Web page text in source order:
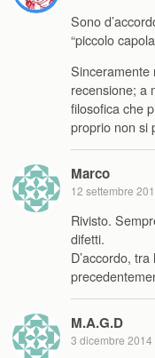
Sono
“piccolo
Sinceramente
recensione; a
filosofica che
proprio non si
Marco
12 settembre
Rivisto.
difetti.
D’accordo,
M.A.G.D
3 dicembre 2014